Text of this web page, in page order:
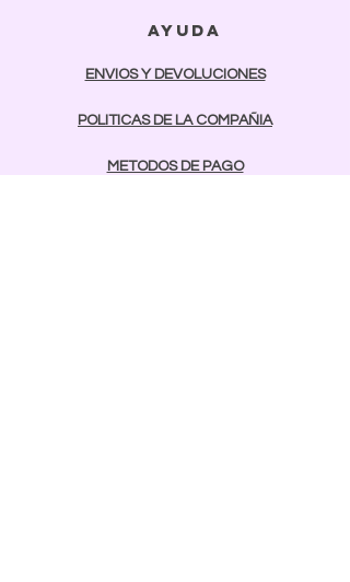
ayuda
ENVIOS Y DEVOLUCIONES
POLITICAS DE LA COMPAÑIA
METODOS DE PAGO